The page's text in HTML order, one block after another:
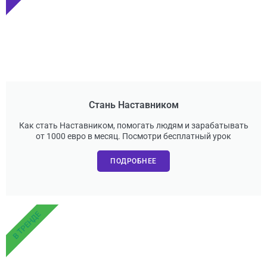
Стань Наставником
Как стать Наставником, помогать людям и зарабатывать
от 1000 евро в месяц. Посмотри бесплатный урок
ПОДРОБНЕЕ
В ТРЕНДЕ